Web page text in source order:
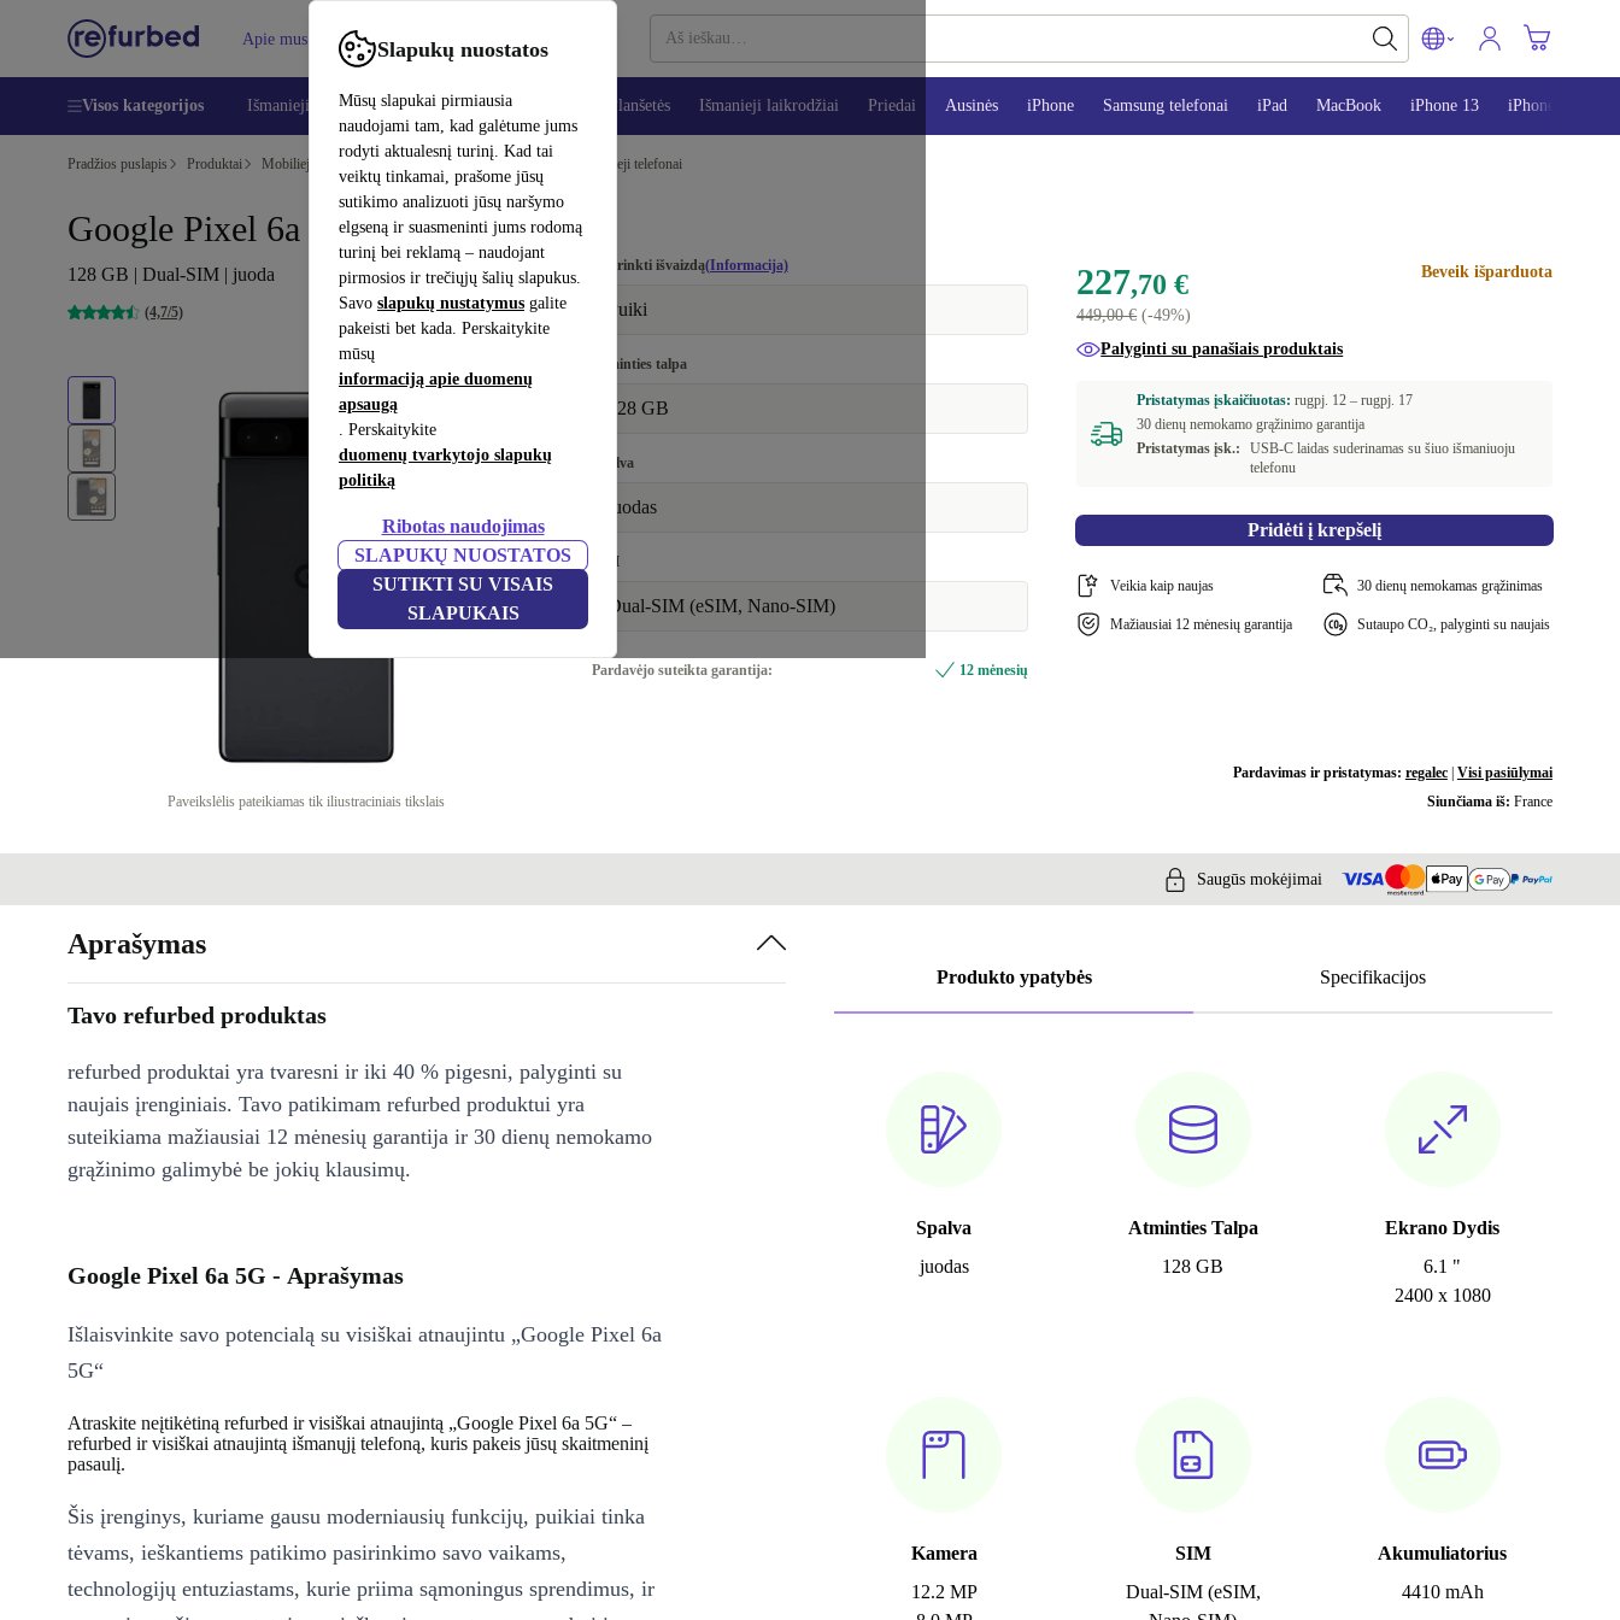
Slapukų nuostatos
Mūsų slapukai pirmiausia
naudojami tam, kad galėtume jums
rodyti aktualesnį turinį. Kad tai
veiktų tinkamai, prašome jūsų
sutikimo analizuoti jūsų naršymo
elgseną ir suasmeninti jums rodomą
turinį bei reklamą – naudojant
pirmosios ir trečiųjų šalių slapukus.
Savo slapukų nustatymus galite
pakeisti bet kada. Perskaitykite
mūsų
informaciją apie duomenų
apsaugą
. Perskaitykite
duomenų tvarkytojo slapukų
politiką
Ribotas naudojimas
SLAPUKŲ NUOSTATOS
SUTIKTI SU VISAIS
SLAPUKAIS
Apie mus Pagalba
Visos kategorijos Išmanieji telefonai Nešiojamieji kompiuteriai Planšetės Išmanieji laikrodžiai Priedai Ausinės iPhone Samsung telefonai iPad MacBook iPhone 13 iPhone 14
Pradžios puslapis Produktai Mobilieji telefonai ir išmanieji telefonai Google Pixel mobilieji telefonai
Google Pixel 6a 5G
128 GB | Dual-SIM | juoda
(4,7/5)
Paveikslėlis pateikiamas tik iliustraciniais tikslais
Pasirinkti išvaizdą(Informacija)
Puiki
Atminties talpa
128 GB
Spalva
juodas
SIM
Dual-SIM (eSIM, Nano-SIM)
Pardavėjo suteikta garantija: 12 mėnesių
227,70 €
449,00 €(-49%)
Beveik išparduota
Palyginti su panašiais produktais
Pristatymas įskaičiuotas:rugpj. 12 –rugpj. 17
30 dienų nemokamo grąžinimo garantija
Pristatymas įsk.:
USB-C laidas suderinamas su šiuo išmaniuoju
telefonu
Pridėti į krepšelį
Veikia kaip naujas 30 dienų nemokamas grąžinimas
Mažiausiai 12 mėnesių garantija Sutaupo CO₂, palyginti su naujais
Pardavimas ir pristatymas: regalec| Visi pasiūlymai
Siunčiama iš: France
Saugūs mokėjimai
Produkto ypatybės Specifikacijos
Spalva
juodas
Atminties Talpa
128 GB
Ekrano Dydis
6.1 "
2400 x 1080
Kamera
12.2 MP
SIM
Dual-SIM (eSIM,
Akumuliatorius
4410 mAh
Aprašymas
Tavo refurbed produktas
refurbed produktai yra tvaresni ir iki 40 % pigesni, palyginti su
naujais įrenginiais. Tavo patikimam refurbed produktui yra
suteikiama mažiausiai 12 mėnesių garantija ir 30 dienų nemokamo
grąžinimo galimybė be jokių klausimų.
Google Pixel 6a 5G - Aprašymas
Išlaisvinkite savo potencialą su visiškai atnaujintu „Google Pixel 6a
5G“
Atraskite neįtikėtiną refurbed ir visiškai atnaujintą „Google Pixel 6a 5G“ –
refurbed ir visiškai atnaujintą išmanųjį telefoną, kuris pakeis jūsų skaitmeninį
pasaulį.
Šis įrenginys, kuriame gausu moderniausių funkcijų, puikiai tinka
tėvams, ieškantiems patikimo pasirinkimo savo vaikams,
technologijų entuziastams, kurie priima sąmoningus sprendimus, ir